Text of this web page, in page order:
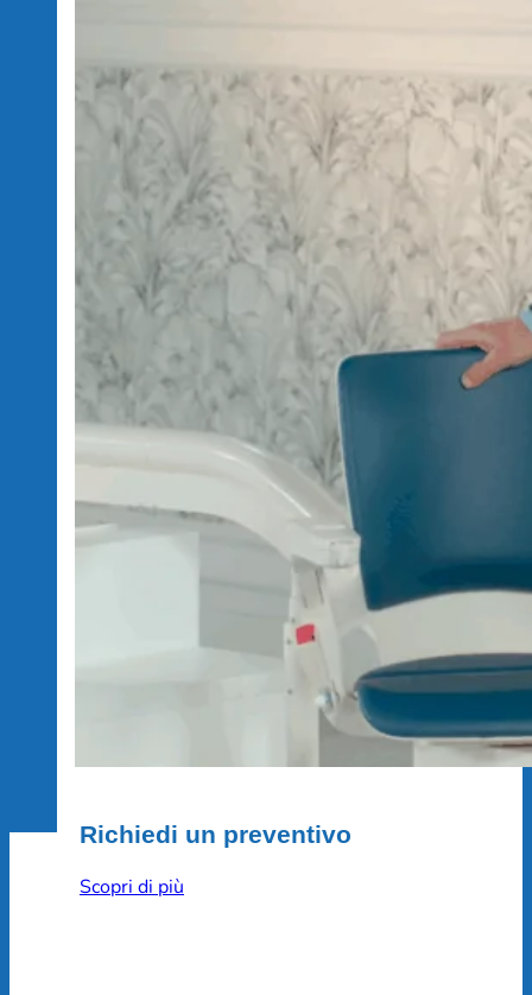
Richiedi un preventivo
Scopri di più